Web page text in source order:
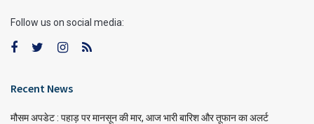
Follow us on social media:
Recent News
मौसम अपडेट : पहाड़ पर मानसून की मार, आज भारी बारिश और तूफान का अलर्ट